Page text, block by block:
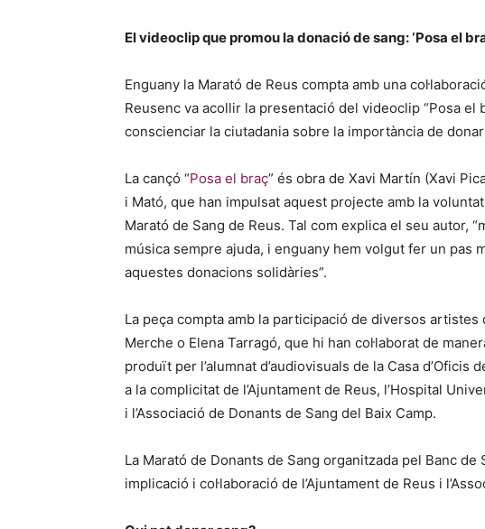
El videoclip que promou la donació de sang: ‘Posa el
Enguany la Marató de Reus compta amb una
Reusenc va acollir la presentació del videoclip “Posa
conscienciar la ciutadania sobre la importància de
La cançó “Posa el braç” és obra de Xavi Martín (Xavi
i Mató, que han impulsat aquest projecte amb la
Marató de Sang de Reus. Tal com explica el seu autor,
música sempre ajuda, i enguany hem volgut fer un pas
aquestes donacions solidàries”.
La peça compta amb la participació de diversos
Merche o Elena Tarragó, que hi han col·laborat de
produït per l’alumnat d’audiovisuals de la Casa
a la complicitat de l’Ajuntament de Reus, l’Hospital
i l’Associació de Donants de Sang del Baix Camp.
La Marató de Donants de Sang organitzada pel Banc
implicació i col·laboració de l’Ajuntament de Reus i